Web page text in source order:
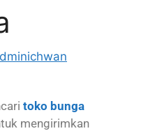
toko bunga
mengirimkan